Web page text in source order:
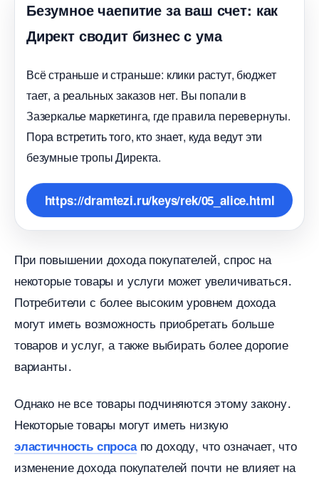
Безумное чаепитие за ваш счет: как
Директ сводит бизнес с ума
сё страньше и страньше: клики растут, бюджет
тает, а реальных заказов нет. Вы попали
Зазеркалье маркетинга, где правила перевернуты.
Пора встретить того, кто знает, куда ведут эти
езумные тропы Директа.
https://dramtezi.ru/keys/rek/05_alice.html
При повышении дохода покупателей, спрос на
некоторые товары и услуги может увеличиваться․
Потребители с более высоким уровнем дохода
могут иметь возможность приобретать больше
товаров и услуг, а также выбирать более дорогие
арианты․
Однако не все товары подчиняются этому закону․
Некоторые товары могут иметь низкую
эластичность спросапо доходу, что означает, что
изменение дохода покупателей почти не влияет на